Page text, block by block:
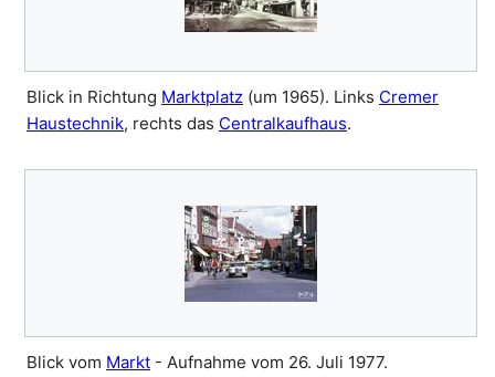
Blick in Richtung Marktplatz (um 1965). Links Cremer
Haustechnik, rechts das Centralkaufhaus.
Blick vom Markt - Aufnahme vom 26. Juli 1977.